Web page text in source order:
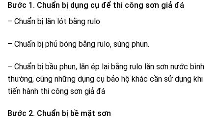
Bước 1. Chuẩn bị dụng cụ để thi công sơn giả đá
– Chuẩn bị lăn lót bằng rulo
– Chuẩn bị phủ bóng bằng rulo, súng phun.
– Chuẩn bị bầu phun, lăn ép lại bằng rulo lăn sơn nước bình
thường, cũng những dụng cụ bảo hộ khác cần sử dụng khi
tiến hành thi công sơn giả đá
Bước 2. Chuẩn bị bề mặt sơn